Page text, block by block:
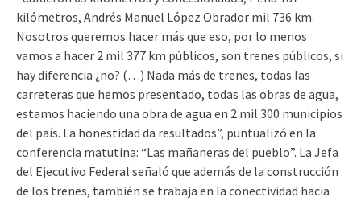
kilómetros, Andrés Manuel López Obrador mil 736 km.
Nosotros queremos hacer más que eso, por lo menos
vamos a hacer 2 mil 377 km públicos, son trenes públicos, si
hay diferencia ¿no? (…) Nada más de trenes, todas las
carreteras que hemos presentado, todas las obras de agua,
estamos haciendo una obra de agua en 2 mil 300 municipios
del país. La honestidad da resultados”, puntualizó en la
conferencia matutina: “Las mañaneras del pueblo”. La Jefa
del Ejecutivo Federal señaló que además de la construcción
de los trenes, también se trabaja en la conectividad hacia